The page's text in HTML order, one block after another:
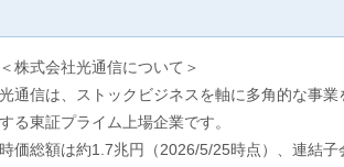
＜株式会社光通信について＞
光通信は、ストックビジネスを軸に多角的な事業
する東証プライム上場企業です。
時価総額は約1.7兆円（2026/5/25時点）、連結子